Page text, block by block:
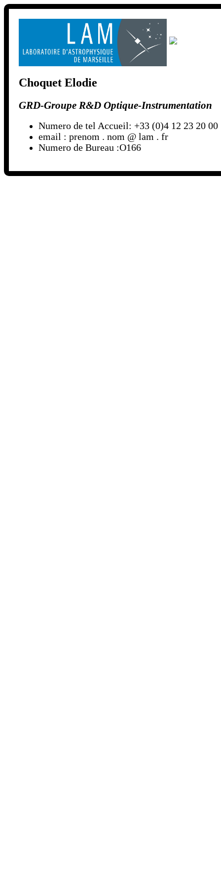
Choquet Elodie
GRD-Groupe R&D Optique-Instrumentation
Numero de tel Accueil: +33 (0)4 12 23 20 00
email : prenom . nom @ lam . fr
Numero de Bureau :O166